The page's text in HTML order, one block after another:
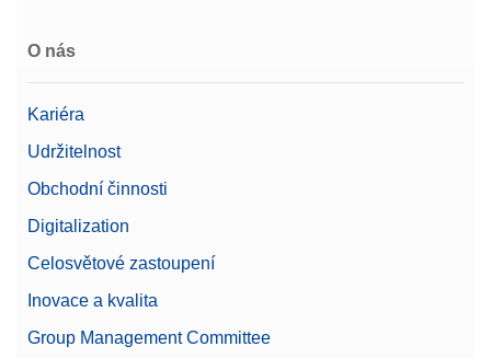
O nás
Kariéra
Udržitelnost
Obchodní činnosti
Digitalization
Celosvětové zastoupení
Inovace a kvalita
Group Management Committee